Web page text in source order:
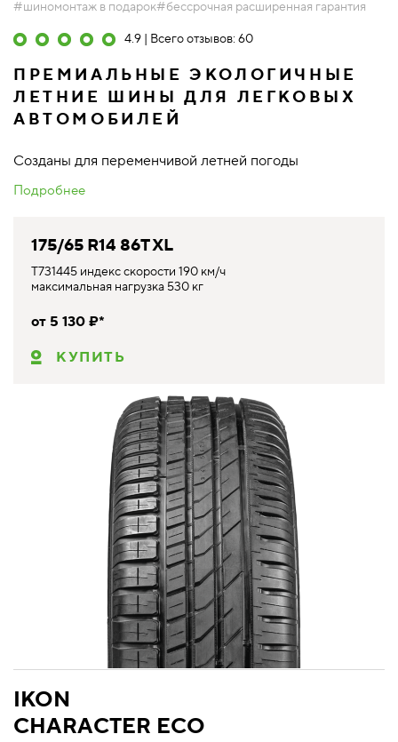
#шиномонтаж в подарок#бессрочная расширенная гарантия
4.9 | Всего отзывов: 60
ПРЕМИАЛЬНЫЕ ЭКОЛОГИЧНЫЕ
ЛЕТНИЕ ШИНЫ ДЛЯ ЛЕГКОВЫХ
АВТОМОБИЛЕЙ
Созданы для переменчивой летней погоды
Подробнее
175/65 R14 86T XL
T731445 индекс скорости 190 км/ч
максимальная нагрузка 530 кг
от 5 130 ₽*
КУПИТЬ
IKON
CHARACTER ECO